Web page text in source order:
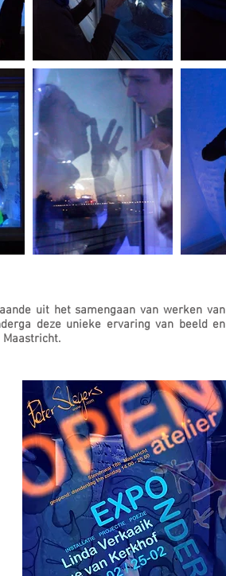
uit het samengaan van werken van
deze unieke ervaring van beeld en